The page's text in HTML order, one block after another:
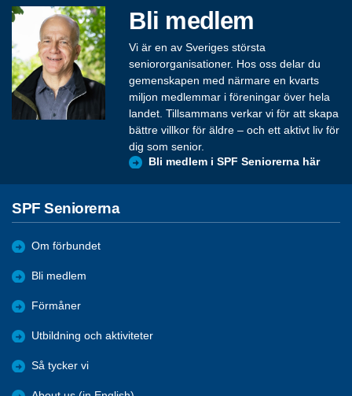
Bli medlem
Vi är en av Sveriges största
seniororganisationer. Hos oss delar du
gemenskapen med närmare en kvarts
miljon medlemmar i föreningar över hela
landet. Tillsammans verkar vi för att skapa
bättre villkor för äldre – och ett aktivt liv för
dig som senior.
Bli medlem i SPF Seniorerna här
SPF Seniorerna
Om förbundet
Bli medlem
Förmåner
Utbildning och aktiviteter
Så tycker vi